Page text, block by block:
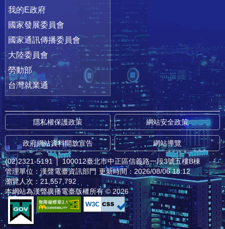
我的E政府
國家發展委員會
國家通訊傳播委員會
大陸委員會
勞動部
台灣就業通
隱私權保護政策 網站安全政策
政府網站資料開放宣告 網站導覽
(02)2321-5191 │ 100012臺北市中正區信義路一段3號五樓B棟
管理單位：漢聲電臺資訊部門 更新時間：2026/08/06 18:12
瀏覽人次：21,557,792
本網站為漢聲廣播電臺版權所有 © 2026